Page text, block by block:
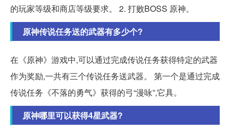
的玩家等级和商店等级要求。 2. 打败BOSS 原神。
原神传说任务送的武器有多少个?
在《原神》游戏中,可以通过完成传说任务获得特定的武器
作为奖励,一共有三个传说任务送武器。 第一个是通过完成
传说任务《不落的勇气》获得的弓“漫咏”,它具。
原神哪里可以获得4星武器?